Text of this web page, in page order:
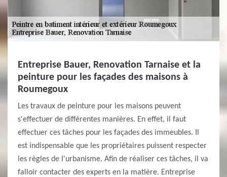
Entreprise Bauer, Renovation Tarnaise et la
peinture pour les façades des maisons à
Roumegoux
Les travaux de peinture pour les maisons peuvent
s'effectuer de différentes manières. En effet, il faut
effectuer ces tâches pour les façades des immeubles. Il
est indispensable que les propriétaires puissent respecter
les règles de l'urbanisme. Afin de réaliser ces tâches, il va
falloir contacter des experts en la matière. Entreprise